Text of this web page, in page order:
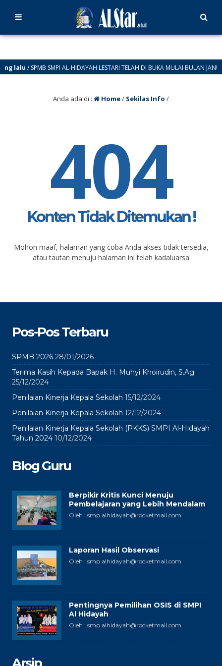
lalu/ SPMB SMPI AL-HIDAYAH LESTARI TELAH DI BUKA MULAI BULAN
Anda ada di : Home/ Sekilas Info /
404
Konten Tidak Ditemukan !
Mohon maaf, halaman yang coba Anda akses tidak tersedia,
atau tautan menuju halaman ini telah kadaluarsa
Pos-Pos Terbaru
SPMB 2026 28/01/2026
Terima Kasih Kepada Bapak H. Muhyi Khoirudin, S.Ag.
25/12/2024
Penilaian Kinerja Kepala Sekolah 15/12/2024
Penilaian Kinerja Kepala Sekolah 12/12/2024
Penilaian Kinerja Kepala Sekolah (PKKS) SMPI Al-Hidayah
Tahun 2024 10/12/2024
Blog Guru
Berpikir Kritis Kunci Menuju
Pembelajaran yang Lebih Mendalam
Oleh : smp.alhidayah@rocketmail.com
Laporan Hasil Observasi
Oleh : smp.alhidayah@rocketmail.com
Pentingnya Pemilihan OSIS di SMPI
Al Hidayah
Oleh : smp.alhidayah@rocketmail.com